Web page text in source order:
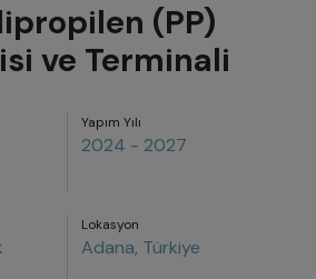
(PP)
ve Terminali
Yapım Yılı
2024 - 2027
Lokasyon
Adana, Türkiye